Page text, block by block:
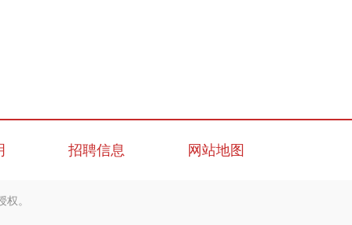
招聘信息 网站地图
。